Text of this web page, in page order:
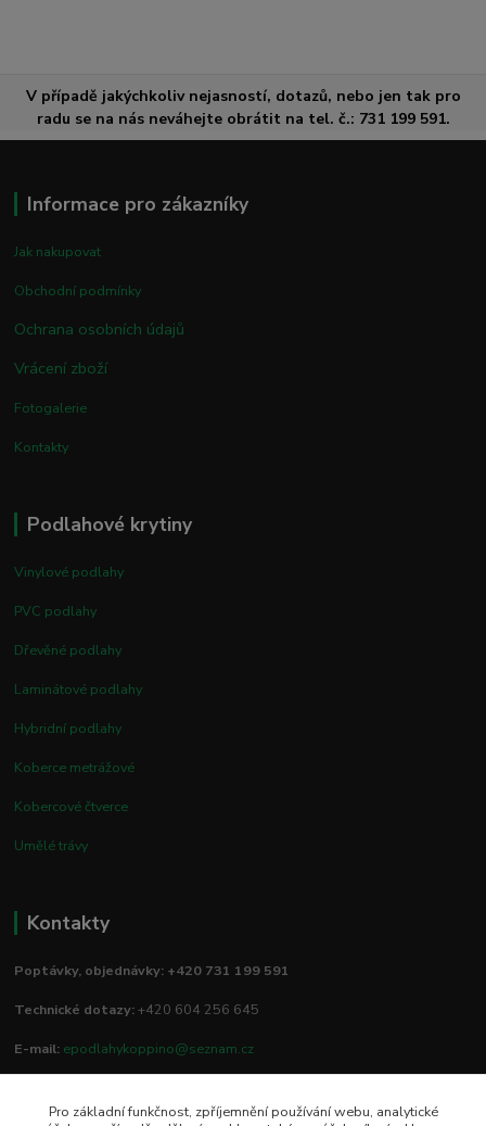
V případě jakýchkoliv nejasností, dotazů, nebo jen tak pro
radu se na nás neváhejte obrátit na tel. č.: 731 199 591.
Informace pro zákazníky
Jak nakupovat
Obchodní podmínky
Ochrana osobních údajů
Vrácení zboží
Fotogalerie
Kontakty
Podlahové krytiny
Vinylové podlahy
PVC podlahy
Dřevěné podlahy
Laminátové podlahy
Hybridní podlahy
Koberce metrážové
Kobercové čtverce
Umělé trávy
Kontakty
Poptávky, objednávky: +420 731 199 591
Technické dotazy:+420 604 256 645
E-mail: epodlahykoppino@seznam.cz
Pro základní funkčnost, zpříjemnění používání webu, analytické